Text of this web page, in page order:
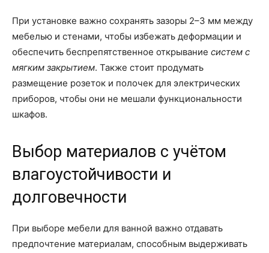
При установке важно сохранять зазоры 2–3 мм между
мебелью и стенами, чтобы избежать деформации и
обеспечить беспрепятственное открывание систем с
мягким закрытием. Также стоит продумать
размещение розеток и полочек для электрических
приборов, чтобы они не мешали функциональности
шкафов.
Выбор материалов с учётом
влагоустойчивости и
долговечности
При выборе мебели для ванной важно отдавать
предпочтение материалам, способным выдерживать